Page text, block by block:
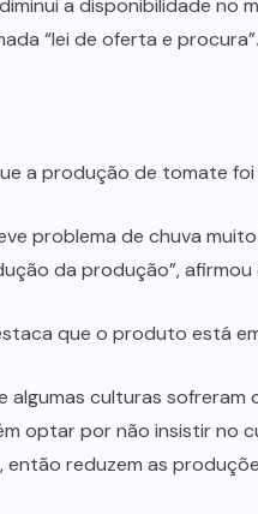
a disponibilidade no
“lei de oferta e procura”.
a produção de tomate
problema de chuva
da produção”,
que o produto está
algumas culturas
optar por não insistir no
reduzem as